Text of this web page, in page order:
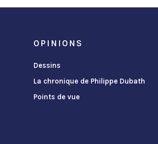
OPINIONS
Dessins
La chronique de Philippe Dubath
Points de vue